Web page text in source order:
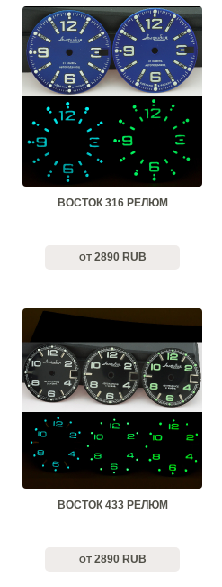
ВОСТОК 316 РЕЛЮМ
ОТ2890 RUB
ВОСТОК 433 РЕЛЮМ
ОТ2890 RUB